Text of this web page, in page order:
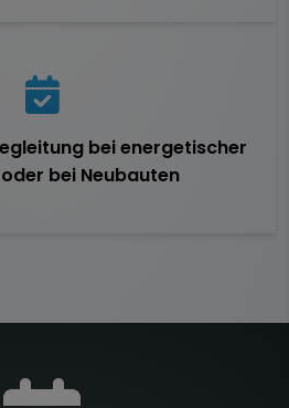
bei energetischer
bei Neubauten